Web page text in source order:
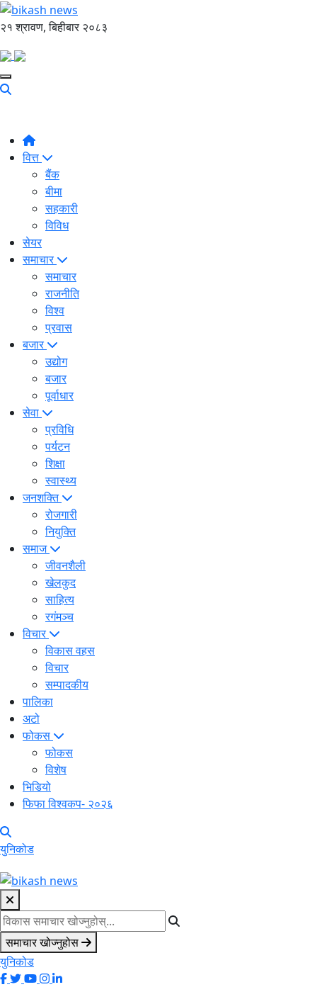
२१ श्रावण, बिहीबार २०८३
वित्त
बैंक
बीमा
सहकारी
विविध
सेयर
समाचार
समाचार
राजनीति
विश्व
प्रवास
बजार
उद्योग
बजार
पूर्वाधार
सेवा
प्रविधि
पर्यटन
शिक्षा
स्वास्थ्य
जनशक्ति
रोजगारी
नियुक्ति
समाज
जीवनशैली
खेलकुद
साहित्य
रगंमञ्च
विचार
विकास वहस
विचार
सम्पादकीय
पालिका
अटो
फोकस
फोकस
विशेष
भिडियो
फिफा विश्वकप- २०२६
युनिकोड
समाचार खोज्नुहोस
युनिकोड